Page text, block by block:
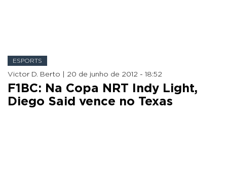
ESPORTS
Victor D. Berto | 20 de junho de 2012 - 18:52
F1BC: Na Copa NRT Indy Light,
Diego Said vence no Texas